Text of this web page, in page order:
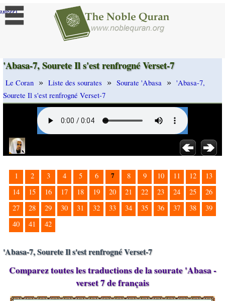
]
'Abasa-7, Sourete Il s'est renfrogné Verset-7
Le Coran » Liste des sourates » Sourate 'Abasa » 'Abasa-7,
Sourete Il s'est renfrogné Verset-7
1 2 3 4 5 6 7 8 9 10 11 12
13
14
15 16 17 18 19 20 21 22 23 24 25
26
27
28 29 30 31 32 33 34 35 36 37 38
39
40
41 42
'Abasa-7, Sourete Il s'est renfrogné Verset-7
Comparez toutes les traductions de la sourate 'Abasa -
verset 7 de français